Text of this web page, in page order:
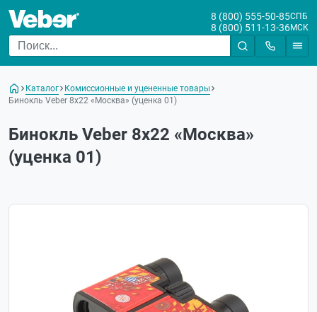
8 (800) 555-50-85СПБ
8 (800) 511-13-36МСК
Каталог
Комиссионные и уцененные товары
Бинокль Veber 8х22 «Москва» (уценка 01)
Бинокль Veber 8х22 «Москва»
(уценка 01)